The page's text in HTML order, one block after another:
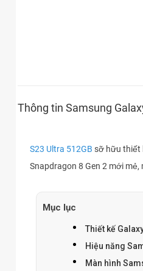
Thông tin Samsung
S23 Ultra 512GB sỡ hữu thiết
Snapdragon 8 Gen 2 mới
Mục lục
Thiết kế
Hiệu năng
Màn hình